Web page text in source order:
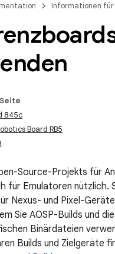
Informationen
845c
Board RB5
Source-Projekts für
für Emulatoren nützlich.
Nexus- und Pixel-
Sie AOSP-Builds und
Binärdateien
Builds und Zielgeräte